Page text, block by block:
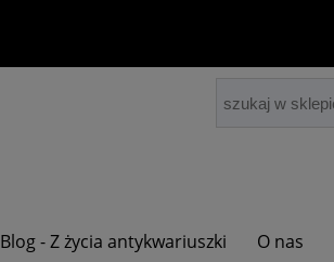
Blog - Z życia antykwariuszki O nas